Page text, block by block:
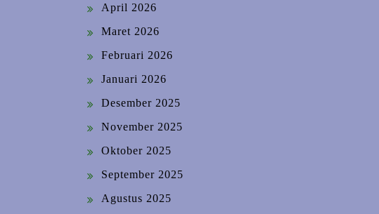
April 2026
Maret 2026
Februari 2026
Januari 2026
Desember 2025
November 2025
Oktober 2025
September 2025
Agustus 2025